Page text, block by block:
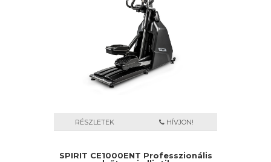
RÉSZLETEK HÍVJON!
SPIRIT CE1000ENT Professzionális